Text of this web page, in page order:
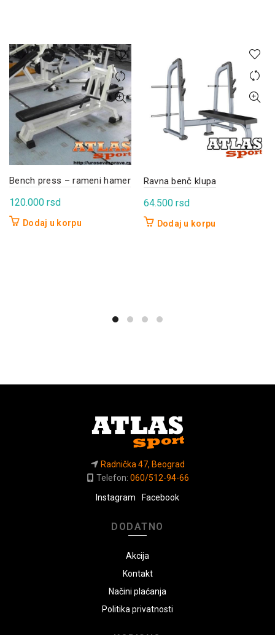
Bench press – rameni hamer
120.000 rsd
Dodaj u korpu
Ravna benč klupa
64.500 rsd
Dodaj u korpu
Radnička 47, Beograd
Telefon: 060/512-94-66
Instagram
Facebook
DODATNO
Akcija
Kontakt
Načini plaćanja
Politika privatnosti